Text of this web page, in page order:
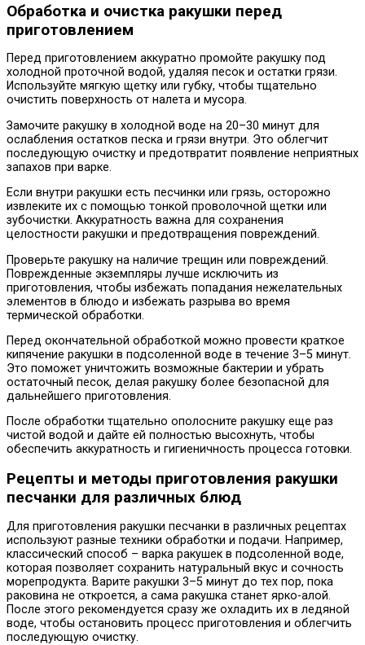
Обработка и очистка ракушки перед
приготовлением
Перед приготовлением аккуратно промойте ракушку под
холодной проточной водой, удаляя песок и остатки грязи.
Используйте мягкую щетку или губку, чтобы тщательно
очистить поверхность от налета и мусора.
Замочите ракушку в холодной воде на 20–30 минут для
ослабления остатков песка и грязи внутри. Это облегчит
последующую очистку и предотвратит появление неприятных
запахов при варке.
Если внутри ракушки есть песчинки или грязь, осторожно
извлеките их с помощью тонкой проволочной щетки или
зубочистки. Аккуратность важна для сохранения
целостности ракушки и предотвращения повреждений.
Проверьте ракушку на наличие трещин или повреждений.
Поврежденные экземпляры лучше исключить из
приготовления, чтобы избежать попадания нежелательных
элементов в блюдо и избежать разрыва во время
термической обработки.
Перед окончательной обработкой можно провести краткое
кипячение ракушки в подсоленной воде в течение 3–5 минут.
Это поможет уничтожить возможные бактерии и убрать
остаточный песок, делая ракушку более безопасной для
дальнейшего приготовления.
После обработки тщательно ополосните ракушку еще раз
чистой водой и дайте ей полностью высохнуть, чтобы
обеспечить аккуратность и гигиеничность процесса готовки.
Рецепты и методы приготовления ракушки
песчанки для различных блюд
Для приготовления ракушки песчанки в различных рецептах
используют разные техники обработки и подачи. Например,
классический способ – варка ракушек в подсоленной воде,
которая позволяет сохранить натуральный вкус и сочность
морепродукта. Варите ракушки 3–5 минут до тех пор, пока
раковина не откроется, а сама ракушка станет ярко-алой.
После этого рекомендуется сразу же охладить их в ледяной
воде, чтобы остановить процесс приготовления и облегчить
последующую очистку.